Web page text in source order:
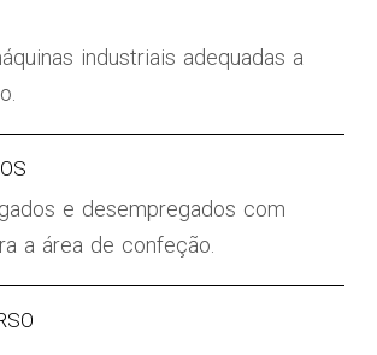
industriais adequadas a
e desempregados com
a área de confeção.